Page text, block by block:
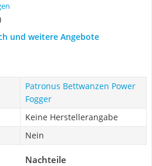
und weitere Angebote
Patronus Bettwanzen Power
Fogger
Keine Herstellerangabe
Nein
Nachteile